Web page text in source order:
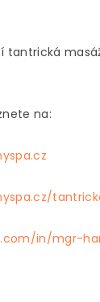
tantrická
na:
in/mgr-